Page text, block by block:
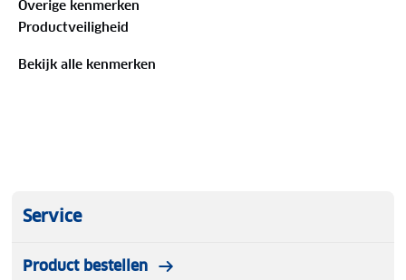
Overige kenmerken
Productveiligheid
Bekijk alle kenmerken
Service
Product bestellen